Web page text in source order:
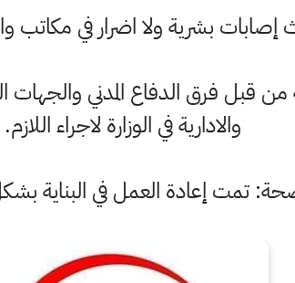
بشرية ولا اضرار في مكاتب
من قبل فرق الدفاع المدني
والادارية في الوزارة لاجراء اللازم.
تمت إعادة العمل في البناية